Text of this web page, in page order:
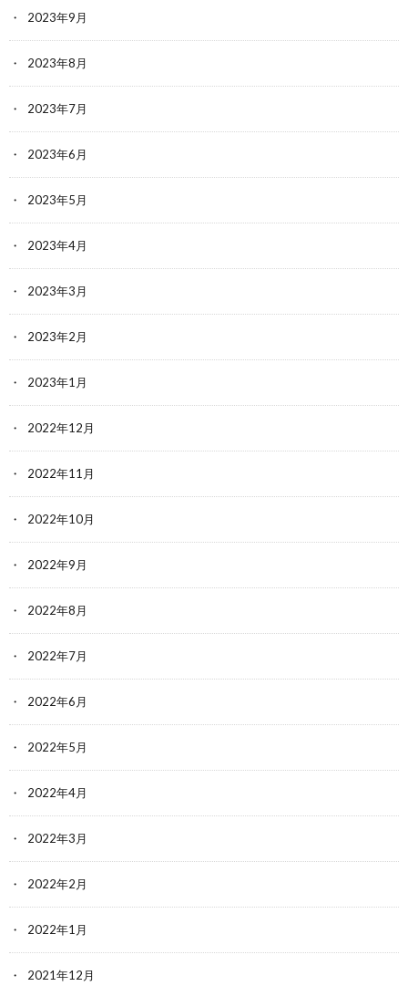
2023年9月
2023年8月
2023年7月
2023年6月
2023年5月
2023年4月
2023年3月
2023年2月
2023年1月
2022年12月
2022年11月
2022年10月
2022年9月
2022年8月
2022年7月
2022年6月
2022年5月
2022年4月
2022年3月
2022年2月
2022年1月
2021年12月